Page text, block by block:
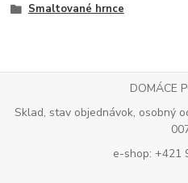
Smaltované hrnce
DOMÁCE
Sklad, stav objednávok, osobný
e-shop: +421